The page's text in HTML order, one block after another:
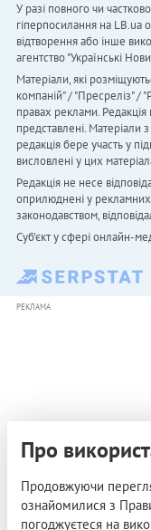
У разі повного чи
гіперпосилання на LB.ua
відтворення або інше
агентство "Українськi
Матеріали, які
компаній" / "Пресреліз" /
правах реклами.
представлені.
редакція бере участь у
висловлені у цих
Редакція не несе
оприлюднені у рекламних
законодавством,
Cуб'єкт у сфері онлайн-
РЕКЛАМА
Про
Продовжуючи
ознайомилися з
погоджуєтеся на